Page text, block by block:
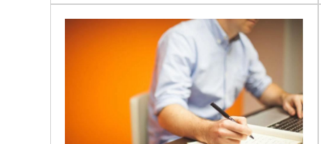
另有三個月年終獎金與每年3萬元的海外考察補
助，充分展現企業在人才爭奪戰中的積極態度。